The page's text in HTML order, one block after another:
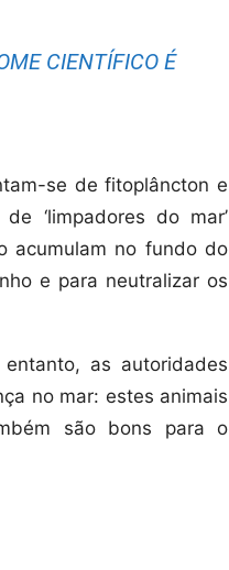
CIENTÍFICO É
se de fitoplâncton e
‘limpadores do mar’
acumulam no fundo do
e para neutralizar os
as autoridades
no mar: estes animais
são bons para o